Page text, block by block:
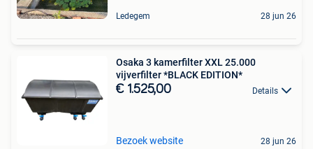
Ledegem 28 jun 26
Osaka 3 kamerfilter XXL 25.000
vijverfilter *BLACK EDITION*
€ 1.525,00 Details
Bezoek website 28 jun 26